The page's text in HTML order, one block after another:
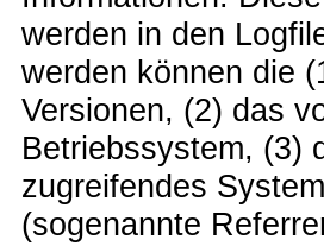
werden in den
werden können die
Versionen, (2) das
Betriebssystem, (3)
zugreifendes
(sogenannte